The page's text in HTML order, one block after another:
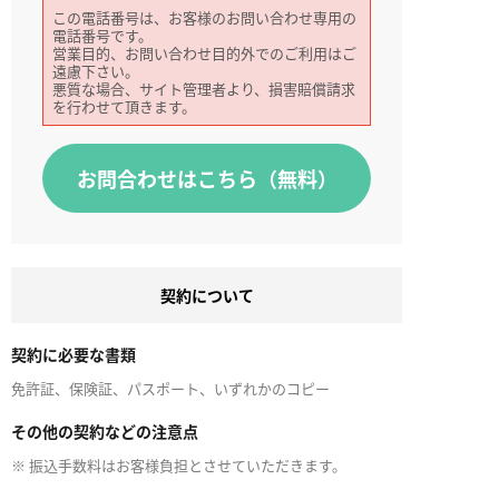
この電話番号は、お客様のお問い合わせ専用の
電話番号です。
営業目的、お問い合わせ目的外でのご利用はご
遠慮下さい。
悪質な場合、サイト管理者より、損害賠償請求
を行わせて頂きます。
お問合わせはこちら（無料）
契約について
契約に必要な書類
免許証、保険証、パスポート、いずれかのコピー
その他の契約などの注意点
※ 振込手数料はお客様負担とさせていただきます。